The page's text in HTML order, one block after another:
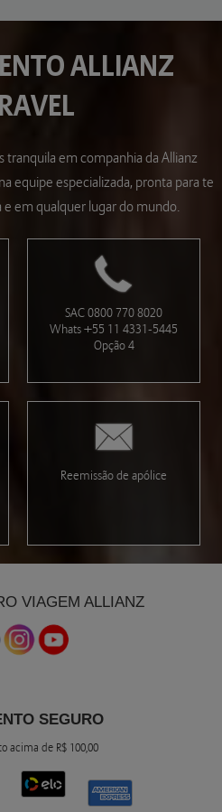
ALLIANZ
tranquila em companhia da Allianz
equipe especializada, pronta para te
em qualquer lugar do mundo.
SAC 0800 770 8020
Whats +55 11 4331-5445
Opção 4
Reemissão de apólice
VIAGEM ALLIANZ
SEGURO
acima de R$ 100,00